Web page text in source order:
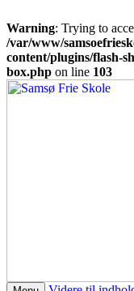
Warning: Trying to
/var/www/
content/plugins/flash-
box.php on line 103